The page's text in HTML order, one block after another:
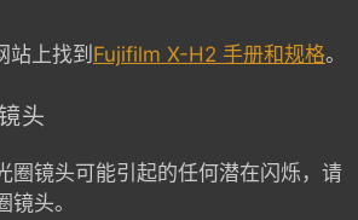
站上找到 Fujifilm X-H2 手册和规格。
头
圈镜头可能引起的任何潜在闪烁，请
头。